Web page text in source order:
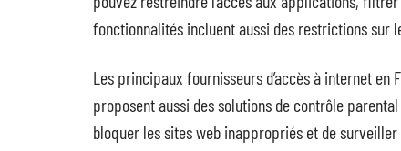
fonctionnalités incluent aussi des restrictions sur
Les principaux fournisseurs d’accès à internet en
proposent aussi des solutions de contrôle
bloquer les sites web inappropriés et de